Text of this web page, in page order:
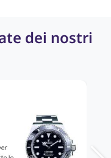
dei nostri